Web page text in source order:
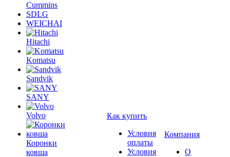
Cummins
SDLG
WEICHAI
Hitachi
Komatsu
Sandvik
SANY
Volvo
Коронки
ковша
Как купить
Условия
оплаты
Условия
Компания
О